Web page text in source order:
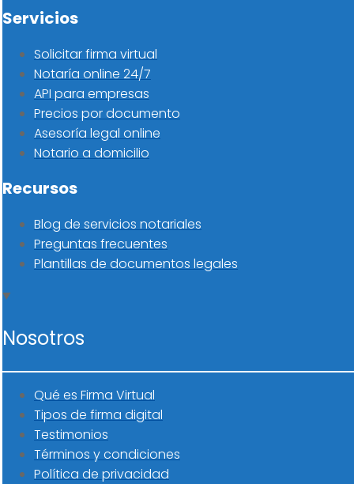
Servicios
Solicitar firma virtual
Notaría online 24/7
API para empresas
Precios por documento
Asesoría legal online
Notario a domicilio
Recursos
Blog de servicios notariales
Preguntas frecuentes
Plantillas de documentos legales
Nosotros
Qué es Firma Virtual
Tipos de firma digital
Testimonios
Términos y condiciones
Política de privacidad